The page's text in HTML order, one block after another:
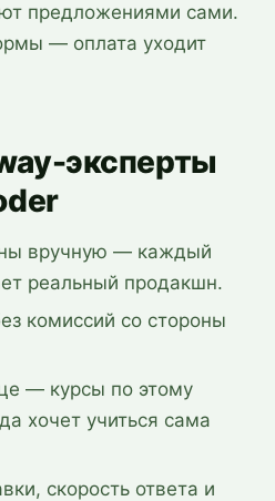
предложениями сами.
— оплата уходит
эксперты
вручную — каждый
реальный продакшн.
комиссий со стороны
— курсы по этому
хочет учиться сама
скорость ответа и